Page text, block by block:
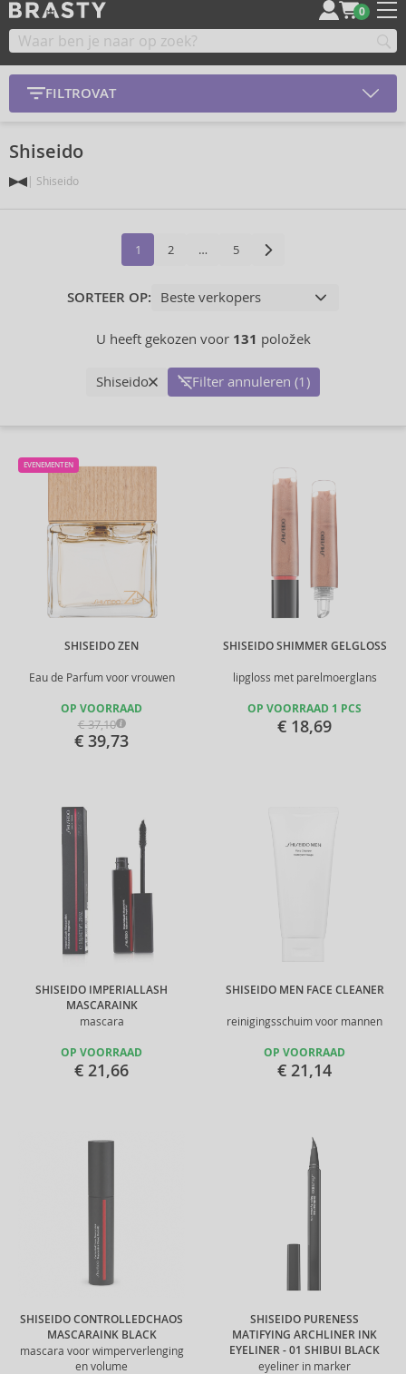
0
FILTROVAT
Shiseido
Shiseido
1 2 … 5
SORTEER OP:
U heeft gekozen voor 131 položek
Shiseido Filter annuleren (1)
SHISEIDO ZEN
Eau de Parfum voor vrouwen
EVENEMENTEN
OP VOORRAAD
€ 37,10
€ 39,73
SHISEIDO SHIMMER GELGLOSS
lipgloss met parelmoerglans
OP VOORRAAD 1 PCS
€ 18,69
SHISEIDO IMPERIALLASH
MASCARAINK
mascara
OP VOORRAAD
€ 21,66
SHISEIDO MEN FACE CLEANER
reinigingsschuim voor mannen
OP VOORRAAD
€ 21,14
SHISEIDO CONTROLLEDCHAOS
MASCARAINK BLACK
mascara voor wimperverlenging
en volume
SHISEIDO PURENESS
MATIFYING ARCHLINER INK
EYELINER - 01 SHIBUI BLACK
eyeliner in marker